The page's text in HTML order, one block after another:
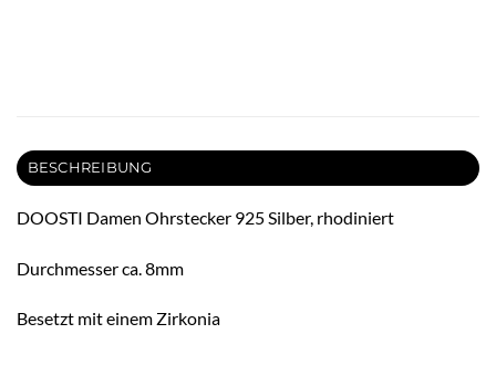
BESCHREIBUNG
DOOSTI Damen Ohrstecker 925 Silber, rhodiniert
Durchmesser ca. 8mm
Besetzt mit einem Zirkonia